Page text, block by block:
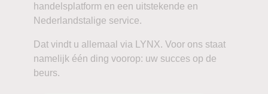
handelsplatform en een uitstekende en
Nederlandstalige service.
Dat vindt u allemaal via LYNX. Voor ons staat
namelijk één ding voorop: uw succes op de
beurs.